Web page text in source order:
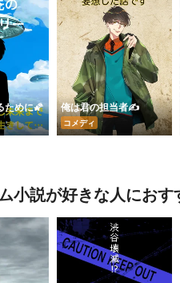
ために🌠 俺は君の担当者✍️
コメディ
小説が好きな人におす